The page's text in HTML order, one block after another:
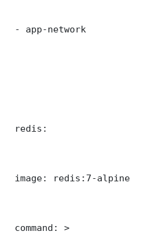
- app-network
redis:
image: redis:7-alpine
command: >